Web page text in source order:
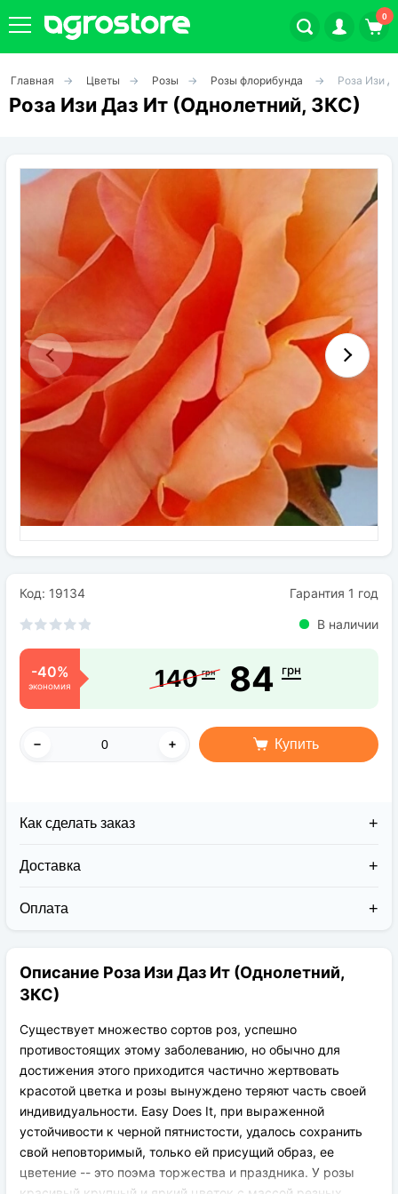
0
Плодовые кустарники
Декоративные растения
Цветы
Овощи (на посадку)
Штамбовые ягодные кусты
Семена
Удобрения
Главная Цветы Розы Розы флорибунда Роза Изи
Роза Изи Даз Ит (Однолетний, ЗКС)
Код: 19134 Гарантия 1 год
В наличии
-40%
экономия 140 грн 84 грн
Купить
Как сделать заказ
Доставка
курьерскими службами:
транспортировки вплоть до 14 дней (с учётом
хранения на складе).
Оплата
На карту приват банка перед отправкой;
По выставленному счёту (реквизитам
юридического лица);
Описание Роза Изи Даз Ит (Однолетний,
ЗКС)
Существует множество сортов роз, успешно
противостоящих этому заболеванию, но обычно для
достижения этого приходится частично жертвовать
красотой цветка и розы вынуждено теряют часть своей
индивидуальности. Easy Does It, при выраженной
устойчивости к черной пятнистости, удалось сохранить
свой неповторимый, только ей присущий образ, ее
цветение -- это поэма торжества и праздника. У розы